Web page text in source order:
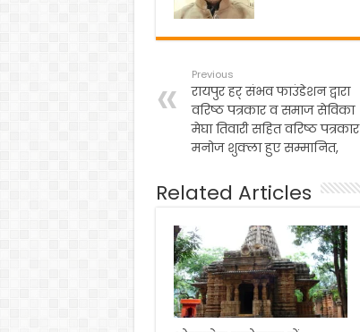
Previous
रायपुर हर् संभव फाउंडेशन द्वारा
वरिष्ठ पत्रकार व समाज सेविका
मेघा तिवारी सहित वरिष्ठ पत्रकार
मनोज शुक्ला हुए सम्मानित,
Related Articles